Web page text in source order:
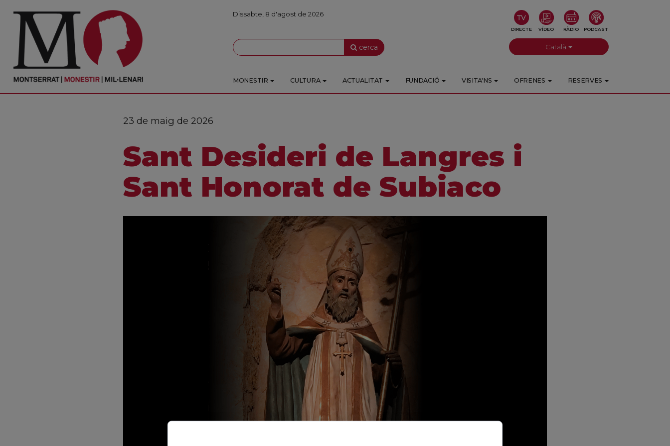
PORTADA
Monestir
Dissabte, 8 d'agost de 2026
cerca
DIRECTE VÍDEO RÀDIO PODCAST
Català
MONESTIR CULTURA ACTUALITAT FUNDACIÓ VISITA'NS OFRENES RESERVES
23 de maig de 2026
Sant Desideri de Langres i
Sant Honorat de Subiaco